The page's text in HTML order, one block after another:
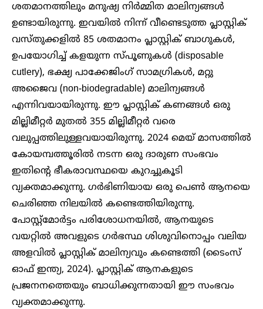
ശതമാനത്തിലും മനുഷ്യ നിർമ്മിത മാലിന്യങ്ങൾ
ഉണ്ടായിരുന്നു. ഇവയിൽ നിന്ന് വീണ്ടെടുത്ത പ്ലാസ്റ്റിക്
വസ്തുക്കളിൽ 85 ശതമാനം പ്ലാസ്റ്റിക് ബാഗുകൾ,
ഉപയോഗിച്ച് കളയുന്ന സ്പൂണുകൾ (disposable
cutlery), ഭക്ഷ്യ പാക്കേജിംഗ് സാമഗ്രികൾ, മറ്റു
അജൈവ (non-biodegradable) മാലിന്യങ്ങൾ
എന്നിവയായിരുന്നു. ഈ പ്ലാസ്റ്റിക് കണങ്ങൾ ഒരു
മില്ലിമീറ്റർ മുതൽ 355 മില്ലിമീറ്റർ വരെ
വലുപ്പത്തിലുള്ളവയായിരുന്നു. 2024 മെയ് മാസത്തിൽ
കോയമ്പത്തൂരിൽ നടന്ന ഒരു ദാരുണ സംഭവം
ഇതിന്റെ ഭീകരാവസ്ഥയെ കുറച്ചുകൂടി
വ്യക്തമാക്കുന്നു. ഗർഭിണിയായ ഒരു പെൺ ആനയെ
ചെരിഞ്ഞ നിലയിൽ കണ്ടെത്തിയിരുന്നു.
പോസ്റ്റ്‌മോർട്ടം പരിശോധനയിൽ, ആനയുടെ
വയറ്റിൽ അവളുടെ ഗർഭസ്ഥ ശിശുവിനൊപ്പം വലിയ
അളവിൽ പ്ലാസ്റ്റിക് മാലിന്യവും കണ്ടെത്തി (ടൈംസ്
ഓഫ് ഇന്ത്യ, 2024). പ്ലാസ്റ്റിക് ആനകളുടെ
പ്രജനനത്തെയും ബാധിക്കുന്നതായി ഈ സംഭവം
വ്യക്തമാക്കുന്നു.